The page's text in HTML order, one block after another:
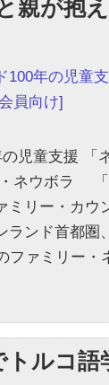
親が抱
100年の児童
員向け]
児童支援 「
ネウボラ 「
ミリー・カウ
ランド首都圏
ファミリー
トルコ語